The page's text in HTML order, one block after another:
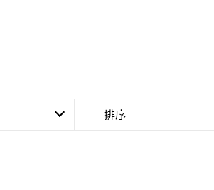
排序